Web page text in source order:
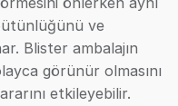
ve
Blister ambalajın
görünür olmasını
etkileyebilir.